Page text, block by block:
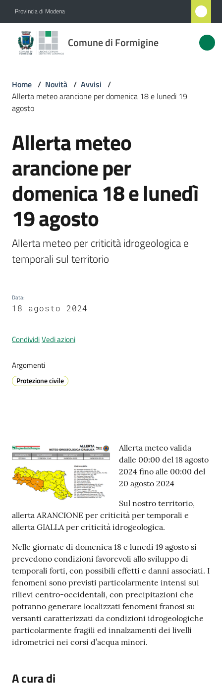
Provincia di Modena
Comune di Formigine
Comune
di
Amministrazione
Novità
Menu selezionato
Vivere
Formigine
Prenotazione
A
e
t
M
Tutti
gli
argomenti...
Seguici
Home / Novità / Avvisi /
Allerta meteo arancione per domenica 18 e lunedì 19
agosto
Salta al contenuto
Allerta meteo
arancione per
domenica 18 e lunedì
19 agosto
Allerta meteo per criticità idrogeologica e
temporali sul territorio
Data:
18 agosto 2024
CondividiVedi azioni
Argomenti
Protezione civile
Contenuto
Allerta meteo valida
dalle 00:00 del 18 agosto
2024 fino alle 00:00 del
20 agosto 2024
Sul nostro territorio,
allerta ARANCIONE per criticità per temporali e
allerta GIALLA per criticità idrogeologica.
Nelle giornate di domenica 18 e lunedì 19 agosto si
prevedono condizioni favorevoli allo sviluppo di
temporali forti, con possibili effetti e danni associati. I
fenomeni sono previsti particolarmente intensi sui
rilievi centro-occidentali, con precipitazioni che
potranno generare localizzati fenomeni franosi su
versanti caratterizzati da condizioni idrogeologiche
particolarmente fragili ed innalzamenti dei livelli
idrometrici nei corsi d’acqua minori.
A cura di